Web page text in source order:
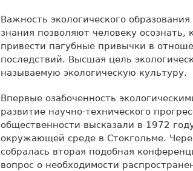
Важность экологического
знания позволяют человеку
привести пагубные привычки в
последствий. Высшая цель
называемую экологическую культуру.
Впервые озабоченность
развитие научно-технического
общественности высказали в 1972
окружающей среде в Стокгольме.
собралась вторая подобная
вопрос о необходимости